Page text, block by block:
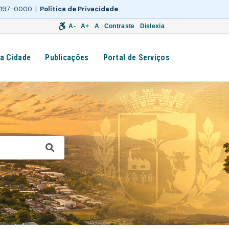
0000 | Política de Privacidade
A- A+ A Contraste Dislexia
Cidade Publicações Portal de Serviços